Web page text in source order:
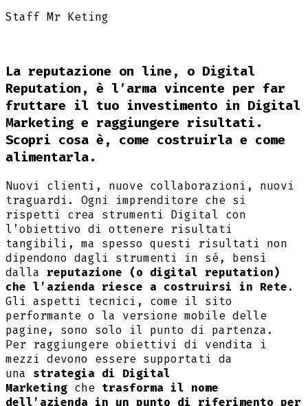
Staff Mr Keting
La reputazione on line, o Digital
Reputation, è l’arma vincente per far
fruttare il tuo investimento in Digital
Marketing e raggiungere risultati.
Scopri cosa è, come costruirla e come
alimentarla.
Nuovi clienti, nuove collaborazioni, nuovi
traguardi. Ogni imprenditore che si
rispetti crea strumenti Digital con
l’obiettivo di ottenere risultati
tangibili, ma spesso questi risultati non
dipendono dagli strumenti in sé, bensì
dalla reputazione (o digital reputation)
che l’azienda riesce a costruirsi in Rete.
Gli aspetti tecnici, come il sito
performante o la versione mobile delle
pagine, sono solo il punto di partenza.
Per raggiungere obiettivi di vendita i
mezzi devono essere supportati da
una strategia di Digital
Marketing che trasforma il nome
dell’azienda in un punto di riferimento per